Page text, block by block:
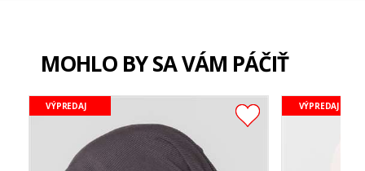
MOHLO BY SA VÁM PÁČIŤ
VÝPREDAJ VÝPREDAJ